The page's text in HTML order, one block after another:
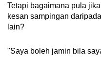
Tetapi bagaimana pula
kesan sampingan
lain?
"Saya boleh jamin bila